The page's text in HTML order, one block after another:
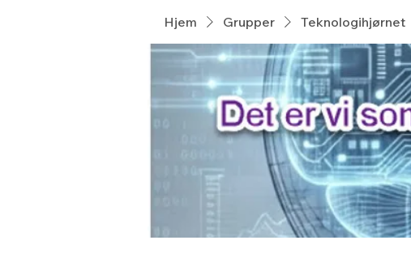
Hjem Grupper Teknologihjørnet